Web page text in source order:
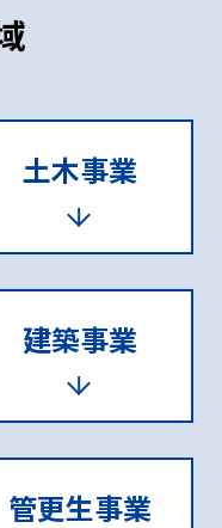
土木事業
建築事業
管更生事業